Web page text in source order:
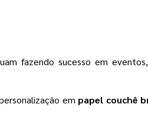
fazendo sucesso em
em papel couchê